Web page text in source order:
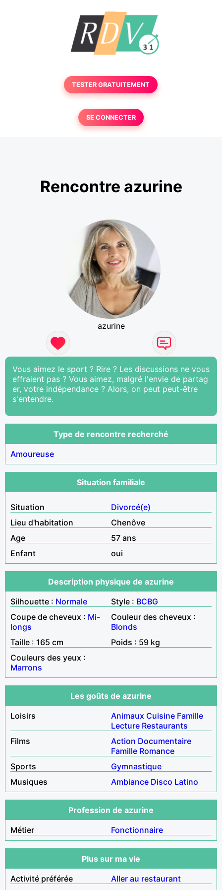
TESTER GRATUITEMENT
SE CONNECTER
Rencontre azurine
azurine
Vous aimez le sport ? Rire ? Les discussions ne vous
effraient pas ? Vous aimez, malgré l'envie de partag
er, votre indépendance ? Alors, on peut peut-être
s'entendre.
Type de rencontre recherché
Amoureuse
Situation familiale
Situation
Divorcé(e)
Lieu d'habitation
Chenôve
Age
57 ans
Enfant
oui
Description physique de azurine
Silhouette : Normale Style : BCBG
Coupe de cheveux : Mi-
longs
Couleur des cheveux :
Blonds
Taille : 165 cm
Poids : 59 kg
Couleurs des yeux :
Marrons
Les goûts de azurine
Loisirs
Animaux Cuisine Famille
Lecture Restaurants
Films
Action Documentaire
Famille Romance
Sports
Gymnastique
Musiques
Ambiance Disco Latino
Profession de azurine
Métier
Fonctionnaire
Plus sur ma vie
Activité préférée
Aller au restaurant